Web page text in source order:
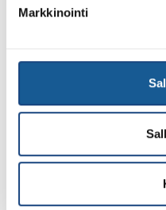
Markkinointi
1.8.2026
Pentti
huomionosoitus